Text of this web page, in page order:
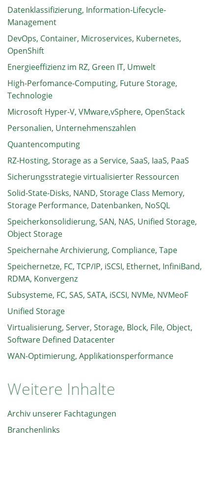
Datenklassifizierung, Information-Lifecycle-
Management
DevOps, Container, Microservices, Kubernetes,
OpenShift
Energieeffizienz im RZ, Green IT, Umwelt
High-Perfomance-Computing, Future Storage,
Technologie
Microsoft Hyper-V, VMware,vSphere, OpenStack
Personalien, Unternehmenszahlen
Quantencomputing
RZ-Hosting, Storage as a Service, SaaS, IaaS, PaaS
Sicherungsstrategie virtualisierter Ressourcen
Solid-State-Disks, NAND, Storage Class Memory,
Storage Performance, Datenbanken, NoSQL
Speicherkonsolidierung, SAN, NAS, Unified Storage,
Object Storage
Speichernahe Archivierung, Compliance, Tape
Speichernetze, FC, TCP/IP, iSCSI, Ethernet, InfiniBand,
RDMA, Konvergenz
Subsysteme, FC, SAS, SATA, iSCSI, NVMe, NVMeoF
Unified Storage
Virtualisierung, Server, Storage, Block, File, Object,
Software Defined Datacenter
WAN-Optimierung, Applikationsperformance
Weitere Inhalte
Archiv unserer Fachtagungen
Branchenlinks